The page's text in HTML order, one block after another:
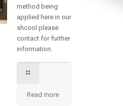
method being
applied here in our
shcool please
contact for further
information.
Read more